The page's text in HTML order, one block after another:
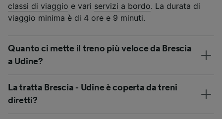
classi di viaggio e vari servizi a bordo. La durata di
viaggio minima è di 4 ore e 9 minuti.
Quanto ci mette il treno più veloce da Brescia
a Udine?
La tratta Brescia - Udine è coperta da treni
diretti?